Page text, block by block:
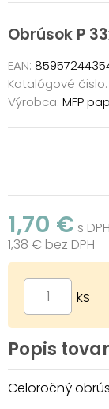
Obrúsok P
EAN:
Katalógové čislo:
Výrobca: MFP
1,70 € s DPH
1,38 € bez DPH
ks
Popis
Celoročný